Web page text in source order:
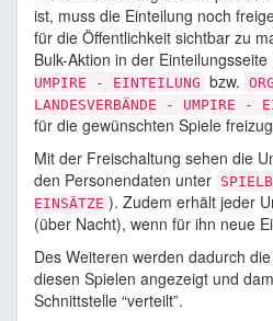
ist, muss die Einteilung noch
für die Öffentlichkeit sichtbar zu
Bulk-Aktion in der Einteilungsseite
UMPIRE - EINTEILUNG bzw.
LANDESVERBÄNDE - UMPIRE -
für die gewünschten Spiele
Mit der Freischaltung sehen die
den Personendaten unter
EINSÄTZE ). Zudem erhält jeder
(über Nacht), wenn für ihn neue
Des Weiteren werden dadurch
diesen Spielen angezeigt und
Schnittstelle “verteilt”.